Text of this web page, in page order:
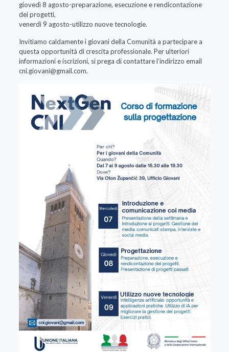
giovedì 8 agosto-preparazione, esecuzione e rendicontazione
dei progetti,
venerdì 9 agosto-utilizzo nuove tecnologie.
Invitiamo caldamente i giovani della Comunità a partecipare a
questa opportunità di crescita professionale. Per ulteriori
informazioni e iscrizioni, si prega di contattare l’indirizzo email
cni.giovani@gmail.com.